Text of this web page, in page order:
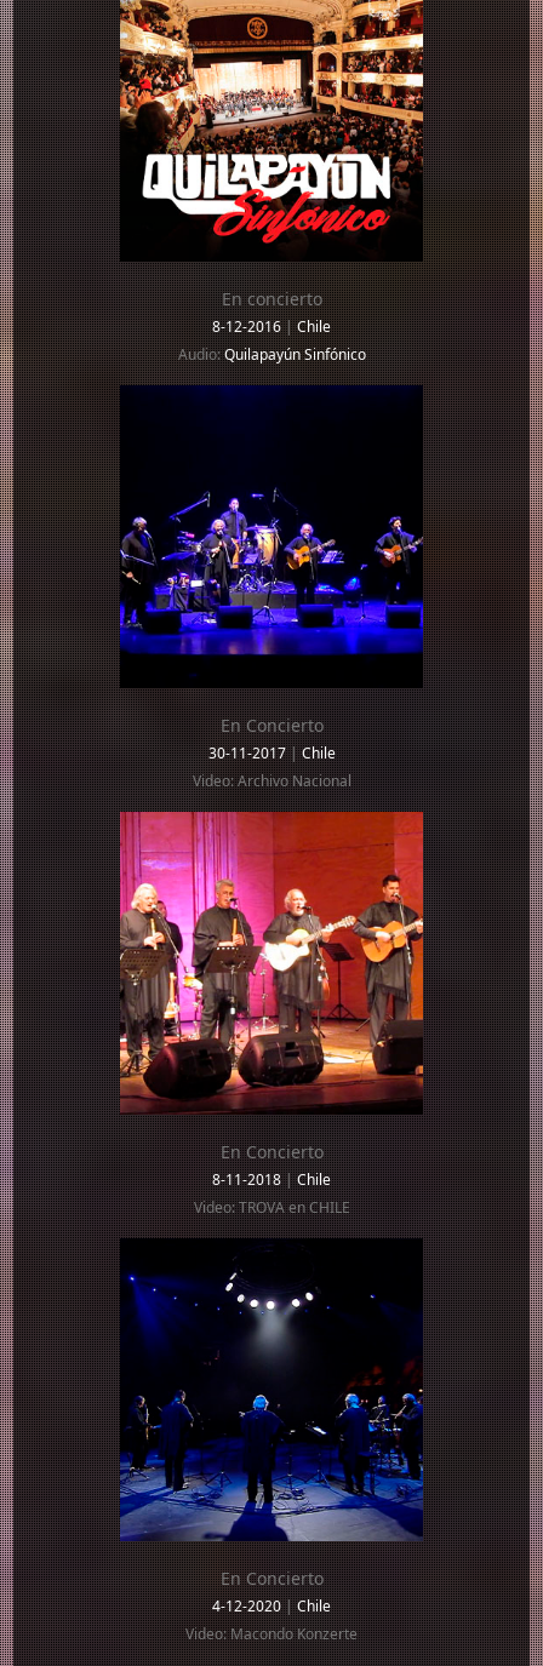
En concierto
8-12-2016|Chile
Audio:Quilapayún Sinfónico
En Concierto
30-11-2017|Chile
Video: Archivo Nacional
En Concierto
8-11-2018|Chile
Video: TROVA en CHILE
En Concierto
4-12-2020|Chile
Video: Macondo Konzerte